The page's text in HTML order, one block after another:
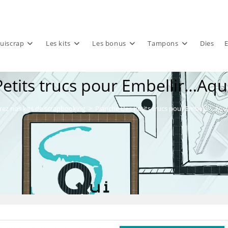
Les kits Les bonus Tampons Dies
trucs pour
nos kits de scrapbooking Planche Des Petits trucs pour